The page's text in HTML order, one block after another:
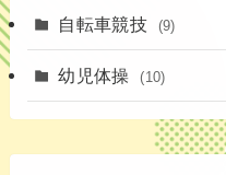
(20)
(2)
自転車競技 (9)
幼児体操 (10)